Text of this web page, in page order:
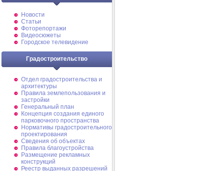
Новости
Статьи
Фоторепортажи
Видеосюжеты
Городское телевидение
Градостроительство
Отдел градостроительства и
архитектуры
Правила землепользования и
застройки
Генеральный план
Концепция создания единого
парковочного пространства
Нормативы градостроительного
проектирования
Сведения об объектах
Правила благоустройства
Размещение рекламных
конструкций
Реестр выданных разрешений